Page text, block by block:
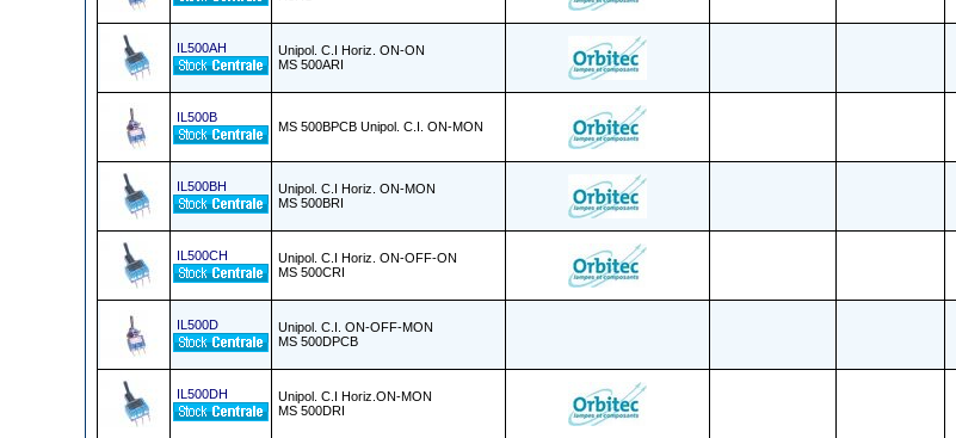
IL500AH
Unipol. C.I Horiz. ON-ON
MS 500ARI
IL500B
MS 500BPCB Unipol. C.I. ON-MON
IL500BH
Unipol. C.I Horiz. ON-MON
MS 500BRI
IL500CH
Unipol. C.I Horiz. ON-OFF-ON
MS 500CRI
IL500D
Unipol. C.I. ON-OFF-MON
MS 500DPCB
IL500DH
Unipol. C.I Horiz.ON-MON
MS 500DRI